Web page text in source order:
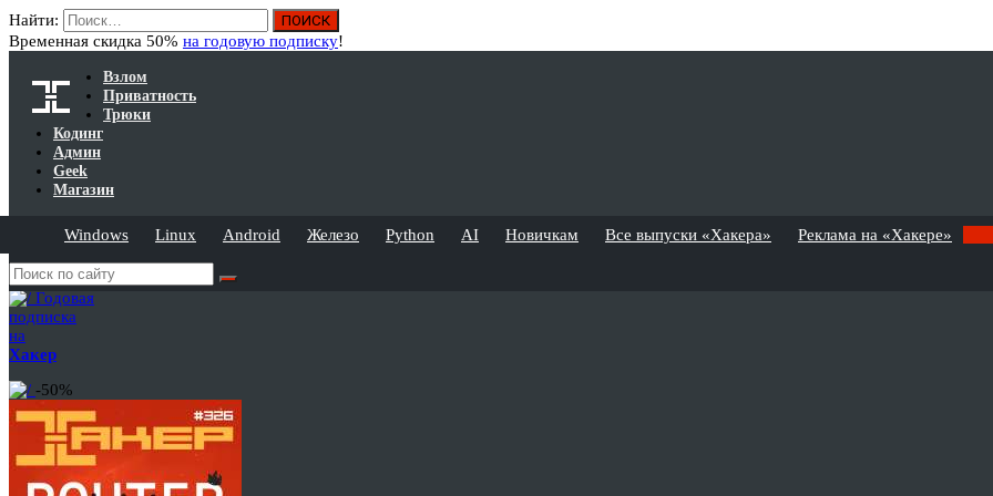
Найти:
Временная скидка 50% на годовую подписку!
Взлом
Приватность
Трюки
Кодинг
Админ
Geek
Магазин
Windows Linux Android Железо Python AI Новичкам Все выпуски «Хакера» Реклама на «Хакере»
Годовая
подписка
на
Хакер
-50%